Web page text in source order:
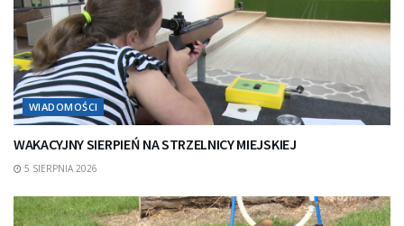
WIADOMOŚCI
WAKACYJNY SIERPIEŃ NA STRZELNICY MIEJSKIEJ
5 SIERPNIA 2026